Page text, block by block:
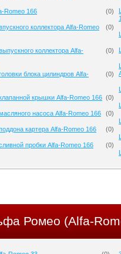
Romeo 166 (0)
коллектора Alfa-Romeo
(0)
коллектора Alfa-
(0)
блока цилиндров Alfa-
(0)
крышки Alfa-Romeo 166 (0)
насоса Alfa-Romeo 166 (0)
картера Alfa-Romeo 166 (0)
пробки Alfa-Romeo 166 (0)
Ромео (Alfa-